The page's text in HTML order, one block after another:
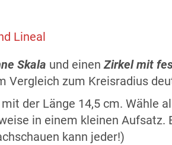
Lineal
Skala und einenZirkel mit
Vergleich zum Kreisradius
der Länge 14,5 cm. Wähle
in einem kleinen
kann jeder!)